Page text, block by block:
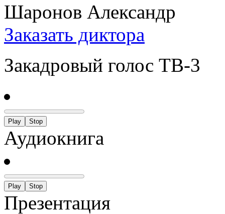
Шаронов Александр
Заказать диктора
Закадровый голос ТВ-3
Play Stop
Аудиокнига
Play Stop
Презентация